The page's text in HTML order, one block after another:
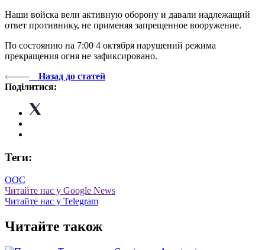
Наши войска вели активную оборону и давали надлежащий
ответ противнику, не применяя запрещенное вооружение.
По состоянию на 7:00 4 октября нарушений режима
прекращения огня не зафиксировано.
Назад до статей
Поділитися:
Теги:
ООС
Читайте нас у Google News
Читайте нас у Telegram
Читайте також